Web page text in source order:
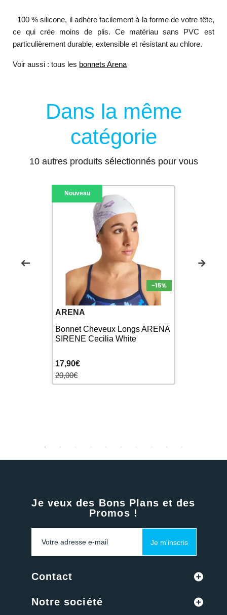
100 % silicone, il adhère facilement à la forme de votre tête,
ce qui crée moins de plis. Ce matériau sans PVC est
particulièrement durable, extensible et résistant au chlore.
Voir aussi : tous les bonnets Arena
Dans la même
catégorie
10 autres produits sélectionnés pour vous
Nouveau
ARENA
Bonnet Cheveux Longs ARENA
SIRENE Cecilia White
17,90€
20,00€
Je veux des Bons Plans et des
Promos !
Je m'inscris
Contact
Notre société